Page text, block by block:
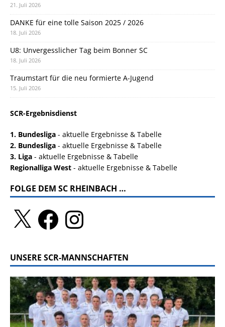
21. Juli 2026
DANKE für eine tolle Saison 2025 / 2026
18. Juli 2026
U8: Unvergesslicher Tag beim Bonner SC
18. Juli 2026
Traumstart für die neu formierte A-Jugend
15. Juli 2026
SCR-Ergebnisdienst
1. Bundesliga - aktuelle Ergebnisse & Tabelle
2. Bundesliga - aktuelle Ergebnisse & Tabelle
3. Liga - aktuelle Ergebnisse & Tabelle
Regionalliga West - aktuelle Ergebnisse & Tabelle
FOLGE DEM SC RHEINBACH …
UNSERE SCR-MANNSCHAFTEN